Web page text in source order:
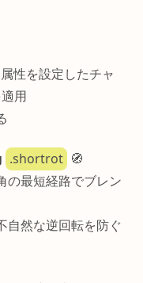
性を設定したチャ
用
.shortrot
🧭
の最短経路でブレン
自然な逆回転を防ぐ